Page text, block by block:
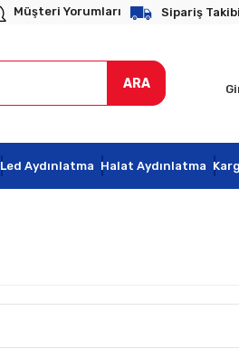
Müşteri Yorumları Sipariş Takibi
ARA
Led Aydınlatma Halat Aydınlatma